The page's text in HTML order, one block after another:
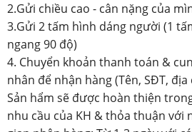
2.Gửi chiều cao - cân nặng của
3.Gửi 2 tấm hình dáng người (1
ngang 90 độ)
4. Chuyển khoản thanh toán &
nhân để nhận hàng (Tên, SĐT, địa
Sản hẩm sẽ được hoàn thiện
nhu cầu của KH & thỏa thuận với